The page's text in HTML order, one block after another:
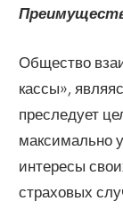
Общество
кассы»,
преследует
максимально
интересы
страховых